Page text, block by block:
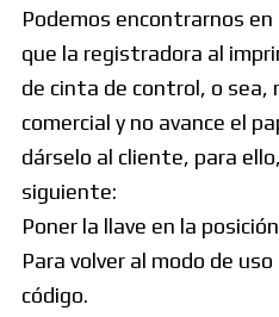
Podemos encontrarnos
que la registradora al
de cinta de control, o sea,
comercial y no avance el
dárselo al cliente, para
siguiente:
Poner la llave en la
Para volver al modo de
código.